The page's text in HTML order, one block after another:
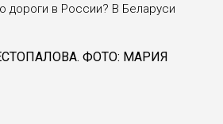
дороги в России? В Бела­руси
ФОТО: МАРИЯ